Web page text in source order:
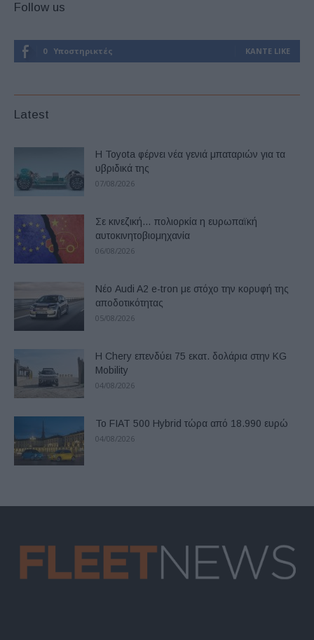
Follow us
0 Υποστηρικτές ΚΆΝΤΕ LIKE
Latest
Η Toyota φέρνει νέα γενιά μπαταριών για τα
υβριδικά της
07/08/2026
Σε κινεζική… πολιορκία η ευρωπαϊκή
αυτοκινητοβιομηχανία
06/08/2026
Νέο Audi A2 e-tron με στόχο την κορυφή της
αποδοτικότητας
05/08/2026
Η Chery επενδύει 75 εκατ. δολάρια στην KG
Mobility
04/08/2026
Το FIAT 500 Hybrid τώρα από 18.990 ευρώ
04/08/2026